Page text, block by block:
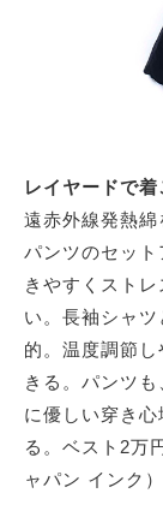
レイヤードで
遠赤外線発熱
パンツのセッ
きやすくスト
い。長袖シャ
的。温度調節
きる。パンツ
に優しい穿き
る。ベスト2万
ャパン インク）